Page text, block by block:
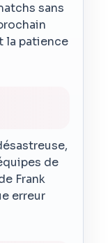
sans
la patience
de
Frank
erreur